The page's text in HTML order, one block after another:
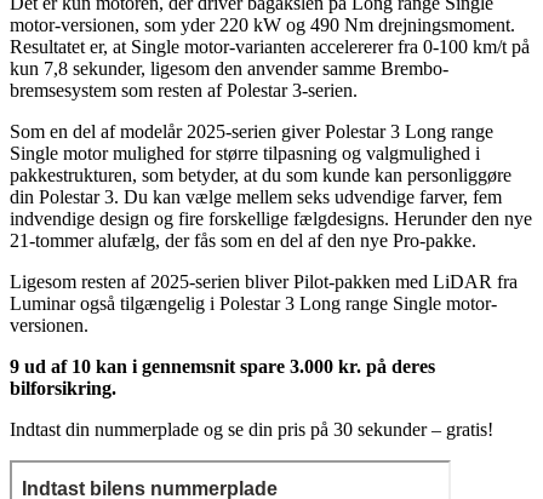
motor-versionen, som yder 220 kW og 490 Nm drejningsmoment.
Resultatet er, at Single motor-varianten accelererer fra 0-100 km/t på
kun 7,8 sekunder, ligesom den anvender samme Brembo-
bremsesystem som resten af Polestar 3-serien.
Som en del af modelår 2025-serien giver Polestar 3 Long range
Single motor mulighed for større tilpasning og valgmulighed i
pakkestrukturen, som betyder, at du som kunde kan personliggøre
din Polestar 3. Du kan vælge mellem seks udvendige farver, fem
indvendige design og fire forskellige fælgdesigns. Herunder den nye
21-tommer alufælg, der fås som en del af den nye Pro-pakke.
Ligesom resten af 2025-serien bliver Pilot-pakken med LiDAR fra
Luminar også tilgængelig i Polestar 3 Long range Single motor-
versionen.
9 ud af 10 kan i gennemsnit spare 3.000 kr. på deres
bilforsikring.
Indtast din nummerplade og se din pris på 30 sekunder – gratis!